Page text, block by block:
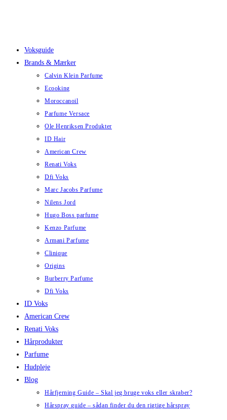
Voksguide
Brands & Mærker
Calvin Klein Parfume
Ecooking
Moroccanoil
Parfume Versace
Ole Henriksen Produkter
ID Hair
American Crew
Renati Voks
Dfi Voks
Marc Jacobs Parfume
Nilens Jord
Hugo Boss parfume
Kenzo Parfume
Armani Parfume
Clinique
Origins
Burberry Parfume
Dfi Voks
ID Voks
American Crew
Renati Voks
Hårprodukter
Parfume
Hudpleje
Blog
Hårfjerning Guide – Skal jeg bruge voks eller skraber?
Hårspray guide – sådan finder du den rigtige hårspray